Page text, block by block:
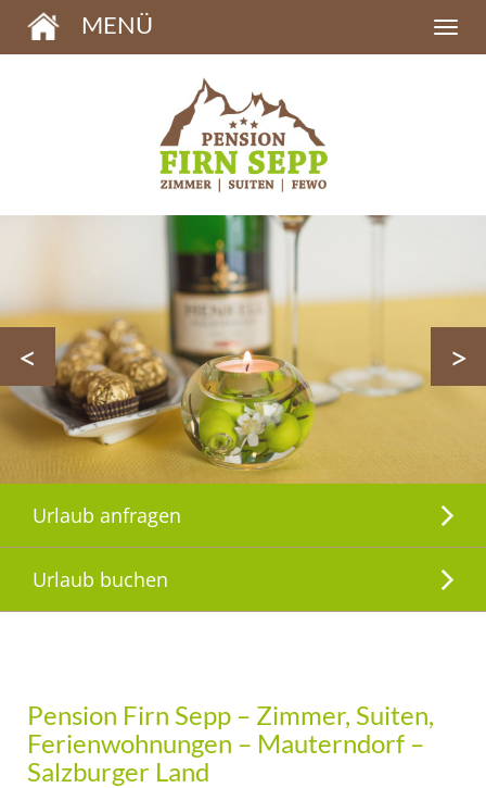
MENÜ
< >
Urlaub anfragen
Urlaub buchen
Pension Firn Sepp – Zimmer, Suiten,
Ferienwohnungen – Mauterndorf –
Salzburger Land